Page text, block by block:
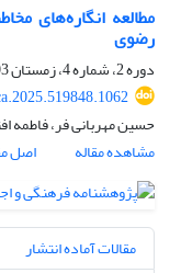
مطالعه انگاره‌های
رضوی
دوره 2، شماره 4، زمستان 1403، صفحه
حسین مهربانی فر، فاطمه
مشاهده مقاله
اصل
مقالات آماده انتشار